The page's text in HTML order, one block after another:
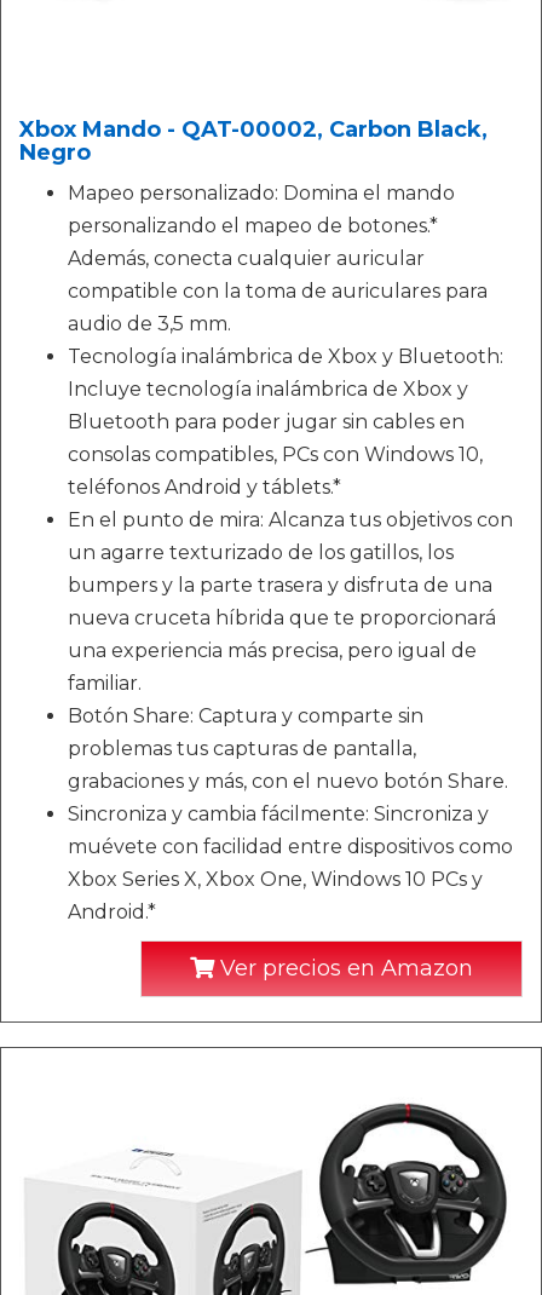
Xbox Mando - QAT-00002, Carbon Black,
Negro
Mapeo personalizado: Domina el mando
personalizando el mapeo de botones.*
Además, conecta cualquier auricular
compatible con la toma de auriculares para
audio de 3,5 mm.
Tecnología inalámbrica de Xbox y Bluetooth:
Incluye tecnología inalámbrica de Xbox y
Bluetooth para poder jugar sin cables en
consolas compatibles, PCs con Windows 10,
teléfonos Android y táblets.*
En el punto de mira: Alcanza tus objetivos con
un agarre texturizado de los gatillos, los
bumpers y la parte trasera y disfruta de una
nueva cruceta híbrida que te proporcionará
una experiencia más precisa, pero igual de
familiar.
Botón Share: Captura y comparte sin
problemas tus capturas de pantalla,
grabaciones y más, con el nuevo botón Share.
Sincroniza y cambia fácilmente: Sincroniza y
muévete con facilidad entre dispositivos como
Xbox Series X, Xbox One, Windows 10 PCs y
Android.*
Ver precios en Amazon